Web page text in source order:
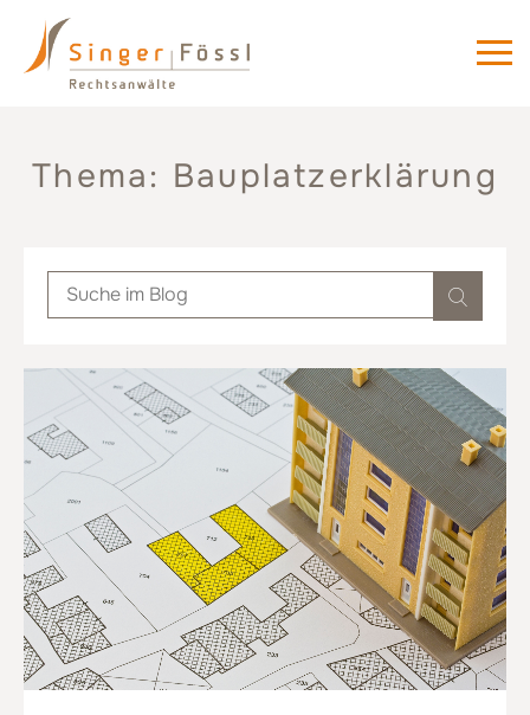
Thema: Bauplatzerklärung